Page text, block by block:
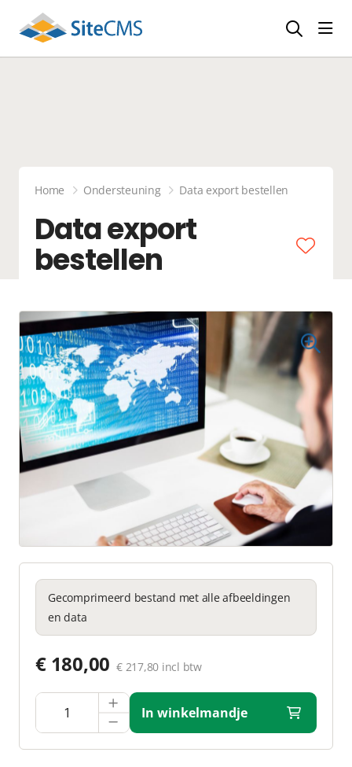
Home Ondersteuning Data export bestellen
Data export
bestellen
Gecomprimeerd bestand met alle afbeeldingen
en data
€ 180,00 € 217,80 incl btw
In winkelmandje